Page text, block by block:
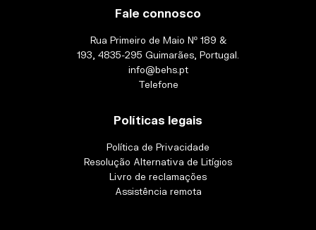
Fale connosco
Rua Primeiro de Maio Nº 189 &
193, 4835-295 Guimarães, Portugal.
info@behs.pt
Telefone
Políticas legais
Política de Privacidade
Resolução Alternativa de Litígios
Livro de reclamações
Assistência remota